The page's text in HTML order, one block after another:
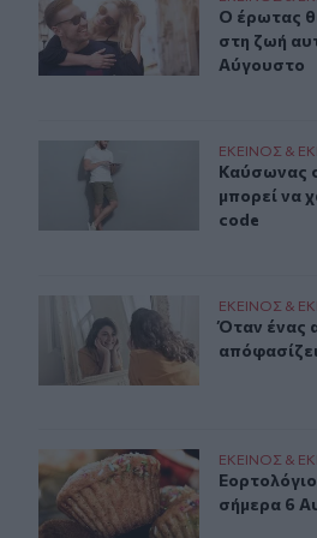
Ο έρωτας
Ο έρωτας
στη ζωή
Αύγουστο
Καύσωνας στο γραφείο: Πόσο
ΕΚΕΙΝΟΣ &
Καύσωνας
Καύσωνας
μπορεί να
code
Όταν ένας αλγόριθμοςΕΚΕΙΝΟΣ &
Όταν ένας
Όταν ένας
Εορτολόγιο: Ποιοι ΕΚΕΙΝΟΣ &
σήμερα 6